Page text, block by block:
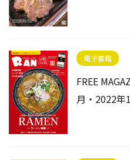
電子書籍
FREE
月・2022年